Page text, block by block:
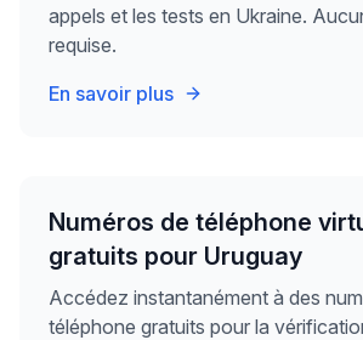
appels et les tests en Ukraine.
requise.
En savoir plus
Numéros de téléphone
gratuits pour Uruguay
Accédez instantanément à des
téléphone gratuits pour la